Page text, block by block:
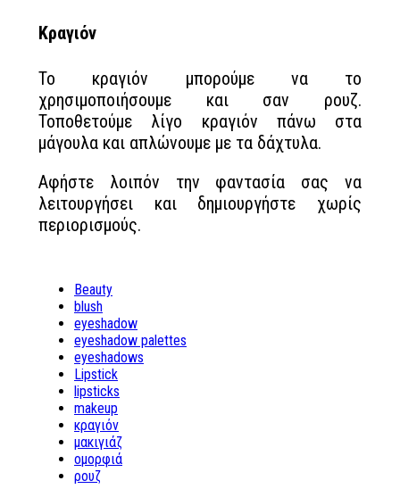
Κραγιόν
Το κραγιόν μπορούμε να το
χρησιμοποιήσουμε και σαν ρουζ.
Τοποθετούμε λίγο κραγιόν πάνω στα
μάγουλα και απλώνουμε με τα δάχτυλα.
Αφήστε λοιπόν την φαντασία σας να
λειτουργήσει και δημιουργήστε χωρίς
περιορισμούς.
Beauty
blush
eyeshadow
eyeshadow palettes
eyeshadows
Lipstick
lipsticks
makeup
κραγιόν
μακιγιάζ
ομορφιά
ρουζ